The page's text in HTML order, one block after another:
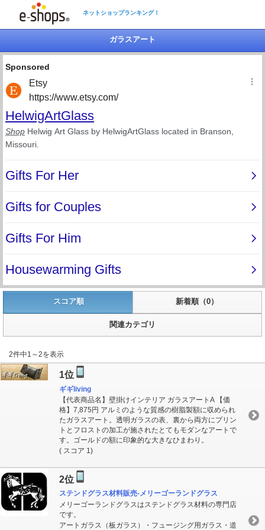
ネットショップランキング！
ガラスアート
スコア順 新着順（0）
関連カテゴリ
2件中1～2を表示
1位
ギギliving
【代表商品名】壁掛けインテリア ガラスアートA 【価
格】7,875円 アルミのような質感の樹脂製額に収められ
たガラスアート。透明ガラスの表、裏から両方にプリン
トとフロストの加工が施されたとてもモダンなアートで
す。ゴールドの額に印象的な大きなひまわり。
( スコア 1)
2位
ステンドグラス材料販売-メリーゴーランドグラス
メリーゴーランドグラスはステンドグラス材料の専門店
です。
アートガラス（板ガラス）・フュージング用ガラス・道